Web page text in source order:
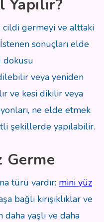
germeyi ve alttaki
sonuçları elde
dokusu
veya yeniden
ve kesi dikilir veya
ne elde etmek
şekillerde yapılabilir.
Germe
türü vardır: mini yüz
bağlı kırışıklıklar ve
yaşlı ve daha